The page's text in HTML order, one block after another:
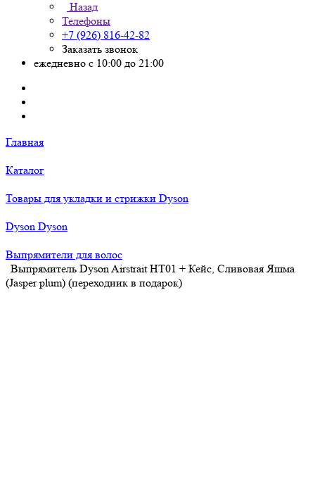
Назад
Телефоны
+7 (926) 816-42-82
Заказать звонок
ежедневно с 10:00 до 21:00
Главная
Каталог
Товары для укладки и стрижки Dyson
Dyson Dyson
Выпрямители для волос
Выпрямитель Dyson Airstrait HT01 + Кейс, Сливовая Яшма
(Jasper plum) (переходник в подарок)